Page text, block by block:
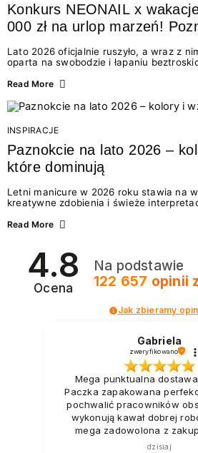
Konkurs NEONAIL x
000 zł na urlop marzeń!
Lato 2026 oficjalnie ruszyło, a wraz z
oparta na swobodzie i łapaniu
doświadczenia wakacji – od
Motywem przewodnim jest
letnich momentów. Z tej okazji
wyjątkowego: wielki konkurs z
najgorętszych trendów w...
Read More
INSPIRACJE
Paznokcie na lato 2026 –
które dominują
Letni manicure w 2026 roku stawia na
kreatywne zdobienia i świeże
zarówno energetycznych odcieni
2026? Znajdź inspirację dla swojego
Read More
4.8
Ocena
Na podstawie
122 657 opinii
Jak zbieramy
Gabriela
zweryfikowano
Mega punktualna dostawa
Paczka zapakowana
pochwalić pracowników
wykonują kawał dobrej
mega zadowolona z
sklepie.
dzisiaj